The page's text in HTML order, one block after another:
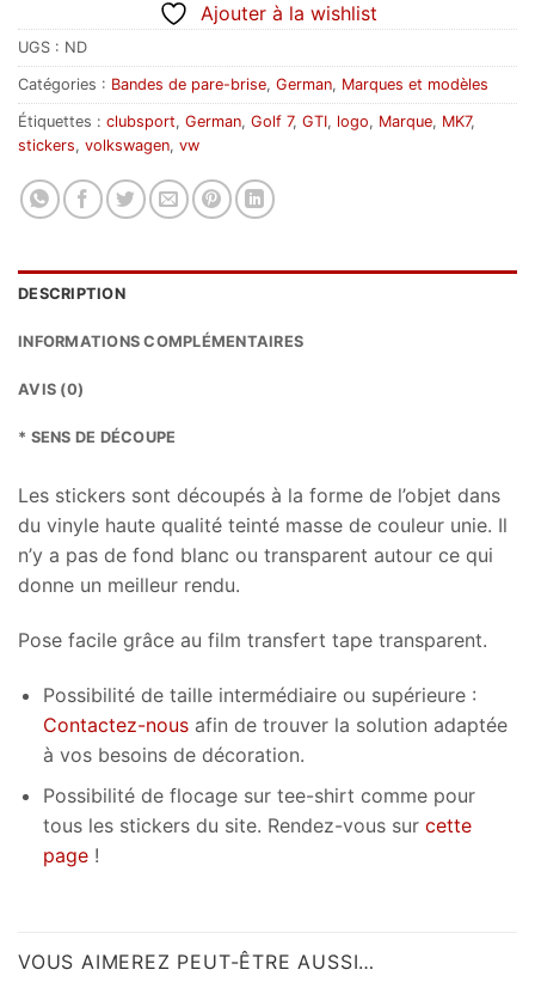
Ajouter à la wishlist
UGS : ND
Catégories : Bandes de pare-brise, German, Marques et modèles
Étiquettes : clubsport, German, Golf 7, GTI, logo, Marque, MK7,
stickers, volkswagen, vw
DESCRIPTION
INFORMATIONS COMPLÉMENTAIRES
AVIS (0)
* SENS DE DÉCOUPE
Les stickers sont découpés à la forme de l’objet dans
du vinyle haute qualité teinté masse de couleur unie. Il
n’y a pas de fond blanc ou transparent autour ce qui
donne un meilleur rendu.
Pose facile grâce au film transfert tape transparent.
Possibilité de taille intermédiaire ou supérieure :
Contactez-nousafin de trouver la solution adaptée
à vos besoins de décoration.
Possibilité de flocage sur tee-shirt comme pour
tous les stickers du site. Rendez-vous sur cette
page!
VOUS AIMEREZ PEUT-ÊTRE AUSSI…